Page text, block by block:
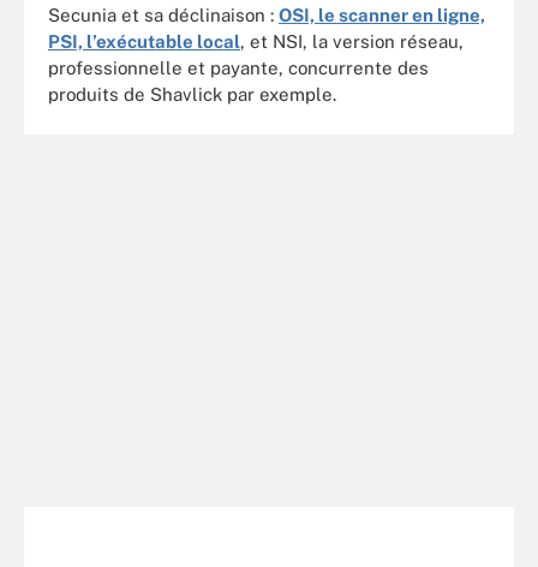
Secunia et sa déclinaison : OSI, le scanner en ligne,
PSI, l’exécutable local, et NSI, la version réseau,
professionnelle et payante, concurrente des
produits de Shavlick par exemple.